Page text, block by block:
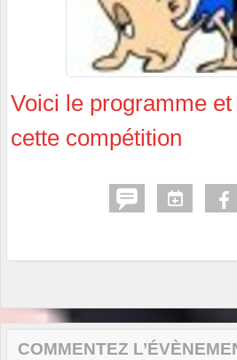
Voici le programme
cette compétition
COMMENTEZ